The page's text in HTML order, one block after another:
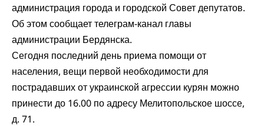
администрация города и городской Совет депутатов.
Об этом сообщаеттелеграм-канал главы
администрации Бердянска.
Сегодня последний день приема помощи от
населения, вещи первой необходимости для
пострадавших от украинской агрессии курян можно
принести до 16.00 по адресу Мелитопольское шоссе,
д. 71.